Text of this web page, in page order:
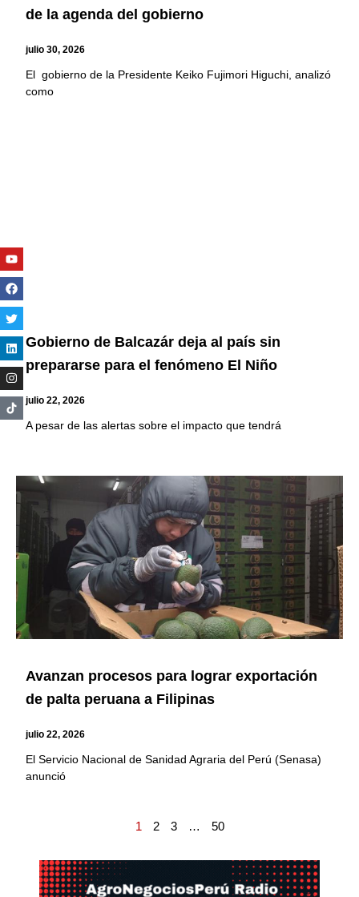
de la agenda del gobierno
julio 30, 2026
El gobierno de la Presidente Keiko Fujimori Higuchi, analizó
como
Gobierno de Balcazár deja al país sin
prepararse para el fenómeno El Niño
julio 22, 2026
A pesar de las alertas sobre el impacto que tendrá
Avanzan procesos para lograr exportación
de palta peruana a Filipinas
julio 22, 2026
El Servicio Nacional de Sanidad Agraria del Perú (Senasa)
anunció
1 2 3 … 50
Youtube
Facebook
Twitter
Linkedin
Instagram